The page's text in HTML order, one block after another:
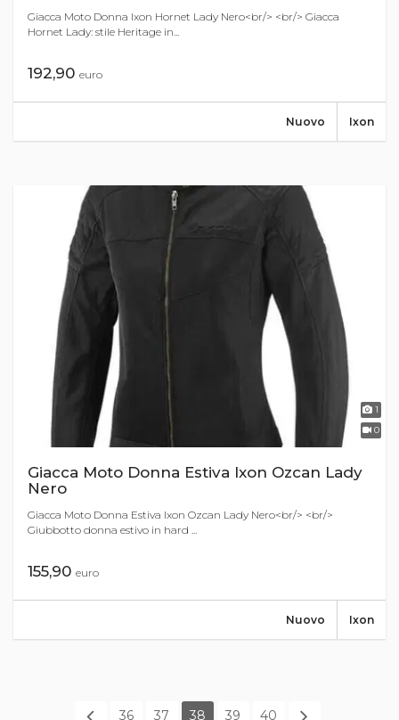
Giacca Moto Donna Ixon Hornet Lady Nero<br/> <br/> Giacca
Hornet Lady: stile Heritage in...
192,90 euro
Ixon
Nuovo
1
0
Giacca Moto Donna Estiva Ixon Ozcan Lady
Nero
Giacca Moto Donna Estiva Ixon Ozcan Lady Nero<br/> <br/>
Giubbotto donna estivo in hard ...
155,90 euro
Ixon
Nuovo
36 37 38 39 40